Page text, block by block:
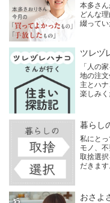
本多さん
どんな
綴ってい
ツレヅ
「人の
地の注
主とハ
楽しみく
暮らし
私にと
モノ、
取捨選
だきます
おさよ